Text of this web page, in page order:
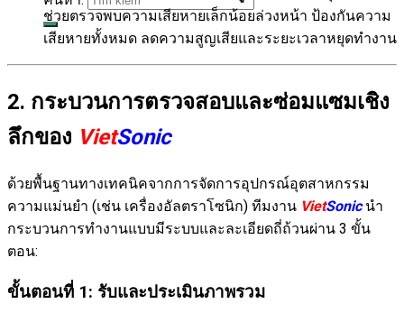
ช่วยตรวจพบความเสียหายเล็กน้อยล่วงหน้า ป้องกันความ
เสียหายทั้งหมด ลดความสูญเสียและระยะเวลาหยุดทำงาน
2. กระบวนการตรวจสอบและซ่อมแซมเชิง
ลึกของ VietSonic
ด้วยพื้นฐานทางเทคนิคจากการจัดการอุปกรณ์อุตสาหกรรม
ความแม่นยำ (เช่น เครื่องอัลตราโซนิก) ทีมงาน VietSonicนำ
กระบวนการทำงานแบบมีระบบและละเอียดถี่ถ้วนผ่าน 3 ขั้น
ตอน:
ขั้นตอนที่ 1: รับและประเมินภาพรวม